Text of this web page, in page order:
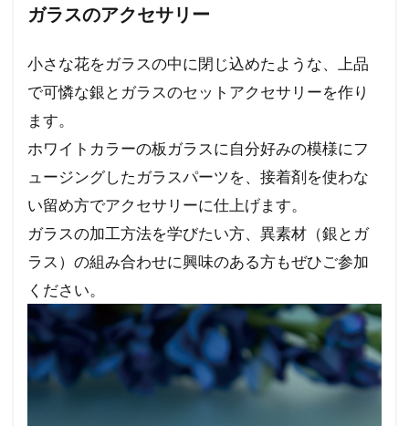
ガラスのアクセサリー
小さな花をガラスの中に閉じ込めたような、上品
で可憐な銀とガラスのセットアクセサリーを作り
ます。
ホワイトカラーの板ガラスに自分好みの模様にフ
ュージングしたガラスパーツを、接着剤を使わな
い留め方でアクセサリーに仕上げます。
ガラスの加工方法を学びたい方、異素材（銀とガ
ラス）の組み合わせに興味のある方もぜひご参加
ください。